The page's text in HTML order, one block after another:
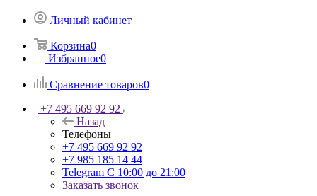
Личный кабинет
Корзина0
Избранное0
Сравнение товаров0
+7 495 669 92 92
Назад
Телефоны
+7 495 669 92 92
+7 985 185 14 44
Telegram С 10:00 до 21:00
Заказать звонок